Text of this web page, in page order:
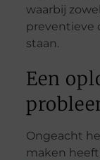
waarbij
preventieve
staan.
Een
Ongeacht
maken